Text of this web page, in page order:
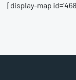
[display-map